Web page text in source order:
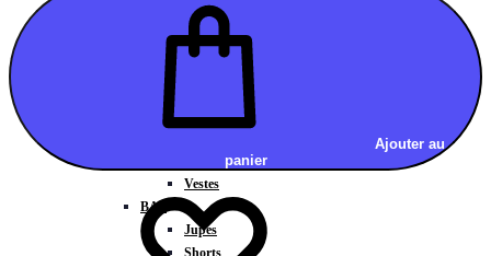
Brassières
Débardeurs
T-shirts manches courtes
T-shirts manches longues
Sweat-shirts
Sweats à capuche zippé
Vestes
BAS
Jupes
Shorts
Ajouter au
panier